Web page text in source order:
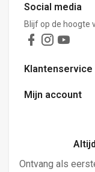
Social media
Blijf op de hoogte
Klantenservice
Mijn account
Ontvang als